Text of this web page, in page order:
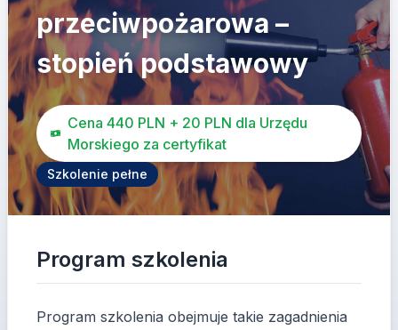
przeciwpożarowa –
stopień podstawowy
Cena 440 PLN + 20 PLN dla Urzędu
Morskiego za certyfikat
Szkolenie pełne
Program szkolenia
Program szkolenia obejmuje takie zagadnienia